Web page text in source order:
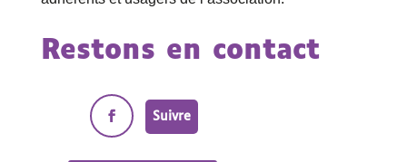
Restons en contact
Suivre